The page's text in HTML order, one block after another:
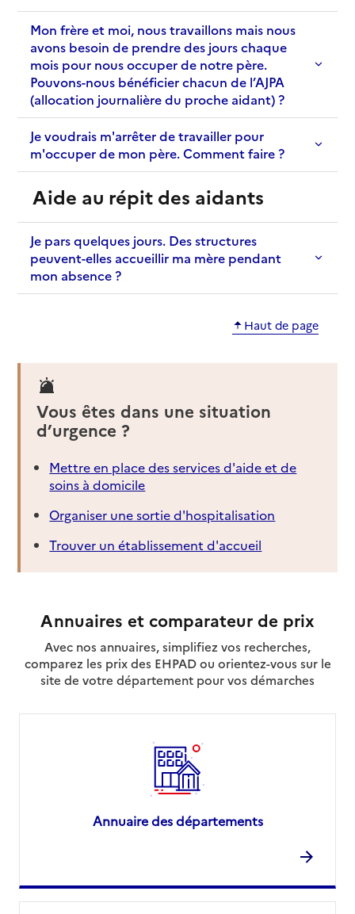
Mon frère et moi, nous travaillons mais nous
avons besoin de prendre des jours chaque
mois pour nous occuper de notre père.
Pouvons-nous bénéficier chacun de l’AJPA
(allocation journalière du proche aidant) ?
Je voudrais m'arrêter de travailler pour
m'occuper de mon père. Comment faire ?
Aide au répit des aidants
Je pars quelques jours. Des structures
peuvent-elles accueillir ma mère pendant
mon absence ?
Haut de page
Vous êtes dans une situation
d’urgence ?
Mettre en place des services d'aide et de
soins à domicile
Organiser une sortie d'hospitalisation
Trouver un établissement d'accueil
Annuaires et comparateur de prix
Avec nos annuaires, simplifiez vos recherches,
comparez les prix des EHPAD ou orientez-vous sur le
site de votre département pour vos démarches
Annuaire des départements